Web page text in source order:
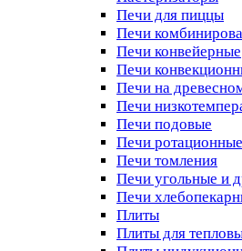
Печи для пиццы
Печи
Печи конвейерные
Печи
Печи на
Печи
Печи подовые
Печи ротационные
Печи томления
Печи угольные и
Печи
Плиты
Плиты для